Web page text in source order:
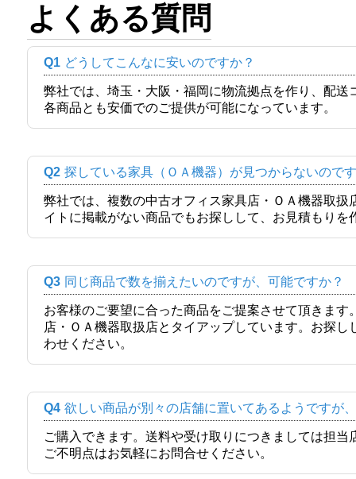
よくある質問
Q1 どうしてこんなに安いのですか？
弊社では、埼玉・大阪・福岡に物流拠点を作り、配
各商品とも安価でのご提供が可能になっています。
Q2 探している家具（ＯＡ機器）が見つからないので
弊社では、複数の中古オフィス家具店・ＯＡ機器取
イトに掲載がない商品でもお探しして、お見積もりを
Q3 同じ商品で数を揃えたいのですが、可能ですか？
お客様のご要望に合った商品をご提案させて頂きま
店・ＯＡ機器取扱店とタイアップしています。お探
わせください。
Q4 欲しい商品が別々の店舗に置いてあるようですが
ご購入できます。送料や受け取りにつきましては担
ご不明点はお気軽にお問合せください。